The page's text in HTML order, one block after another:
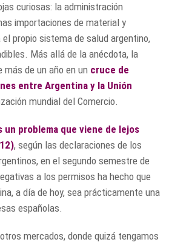
curiosas: la administración
importaciones de material y
propio sistema de salud argentino,
Más allá de la anécdota, la
más de un año en un cruce de
entre Argentina y la Unión
mundial del Comercio.
un problema que viene de lejos
, según las declaraciones de los
en el segundo semestre de
a los permisos ha hecho que
a día de hoy, sea prácticamente una
españolas.
mercados, donde quizá tengamos